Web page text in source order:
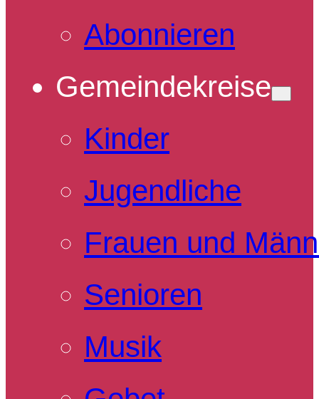
Abonnieren
Gemeindekreise
Kinder
Jugendliche
Frauen und
Senioren
Musik